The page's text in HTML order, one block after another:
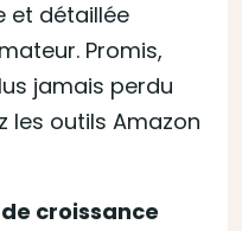
et détaillée
Promis,
jamais perdu
les outils Amazon
croissance